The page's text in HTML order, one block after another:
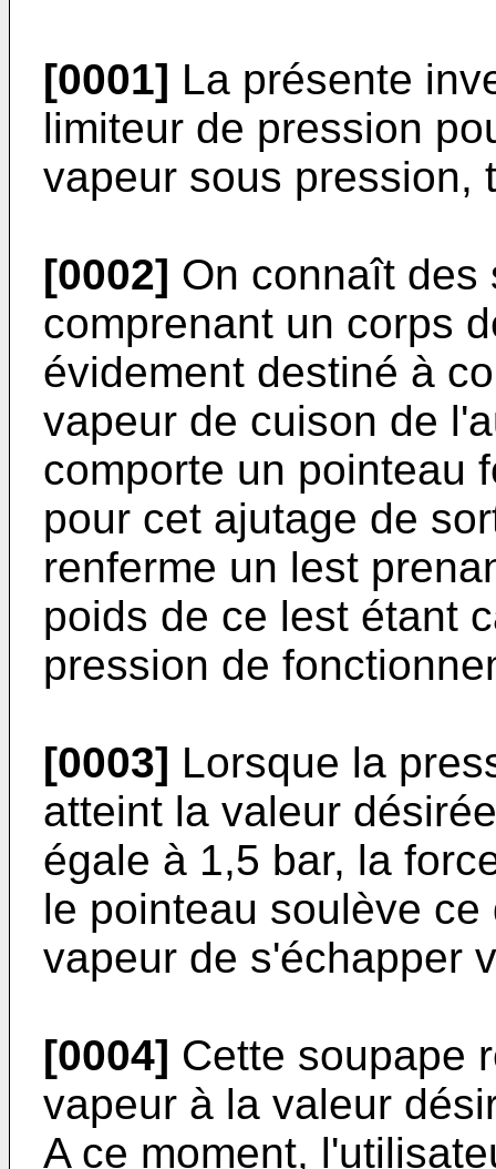
[0001] La présente
limiteur de pression
vapeur sous pression,
[0002] On connaît des
comprenant un corps
évidement destiné à
vapeur de cuison de
comporte un pointeau
pour cet ajutage de
renferme un lest
poids de ce lest étant
pression de
[0003] Lorsque la
atteint la valeur
égale à 1,5 bar, la
le pointeau soulève
vapeur de s'échapper
[0004] Cette soupape
vapeur à la valeur
A ce moment,